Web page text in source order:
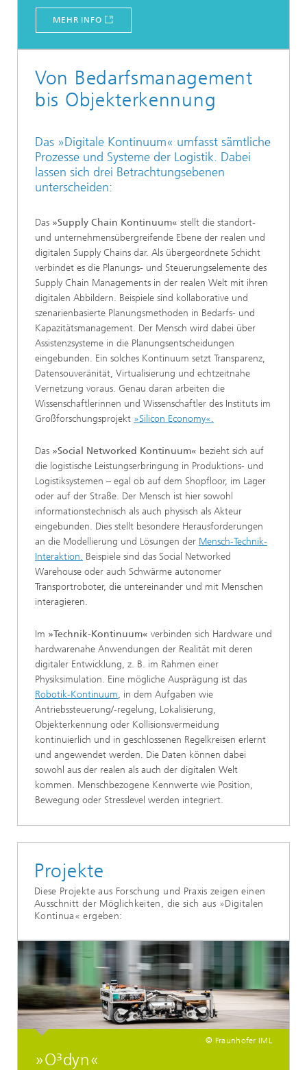
MEHR INFO
Von Bedarfsmanagement
bis Objekterkennung
Das »Digitale Kontinuum« umfasst sämtliche
Prozesse und Systeme der Logistik. Dabei
lassen sich drei Betrachtungsebenen
unterscheiden:
Das »Supply Chain Kontinuum« stellt die standort-
und unternehmensübergreifende Ebene der realen und
digitalen Supply Chains dar. Als übergeordnete Schicht
verbindet es die Planungs- und Steuerungselemente des
Supply Chain Managements in der realen Welt mit ihren
digitalen Abbildern. Beispiele sind kollaborative und
szenarienbasierte Planungsmethoden in Bedarfs- und
Kapazitätsmanagement. Der Mensch wird dabei über
Assistenzsysteme in die Planungsentscheidungen
eingebunden. Ein solches Kontinuum setzt Transparenz,
Datensouveränität, Virtualisierung und echtzeitnahe
Vernetzung voraus. Genau daran arbeiten die
Wissenschaftlerinnen und Wissenschaftler des Instituts im
Großforschungsprojekt »Silicon Economy«.
Das »Social Networked Kontinuum« bezieht sich auf
die logistische Leistungserbringung in Produktions- und
Logistiksystemen – egal ob auf dem Shopfloor, im Lager
oder auf der Straße. Der Mensch ist hier sowohl
informationstechnisch als auch physisch als Akteur
eingebunden. Dies stellt besondere Herausforderungen
an die Modellierung und Lösungen der Mensch-Technik-
Interaktion. Beispiele sind das Social Networked
Warehouse oder auch Schwärme autonomer
Transportroboter, die untereinander und mit Menschen
interagieren.
Im »Technik-Kontinuum« verbinden sich Hardware und
hardwarenahe Anwendungen der Realität mit deren
digitaler Entwicklung, z. B. im Rahmen einer
Physiksimulation. Eine mögliche Ausprägung ist das
Robotik-Kontinuum, in dem Aufgaben wie
Antriebssteuerung/-regelung, Lokalisierung,
Objekterkennung oder Kollisionsvermeidung
kontinuierlich und in geschlossenen Regelkreisen erlernt
und angewendet werden. Die Daten können dabei
sowohl aus der realen als auch der digitalen Welt
kommen. Menschbezogene Kennwerte wie Position,
Bewegung oder Stresslevel werden integriert.
Projekte
Diese Projekte aus Forschung und Praxis zeigen einen
Ausschnitt der Möglichkeiten, die sich aus »Digitalen
Kontinua« ergeben:
© Fraunhofer IML
»O³dyn«